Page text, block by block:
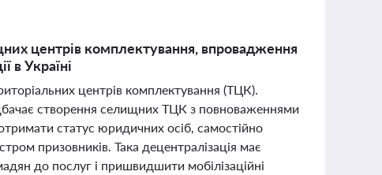
центрів комплектування, впровадження
в Україні
центрів комплектування (ТЦК).
створення селищних ТЦК з повноваженнями
статус юридичних осіб, самостійно
призовників. Така децентралізація має
до послуг і пришвидшити мобілізаційні